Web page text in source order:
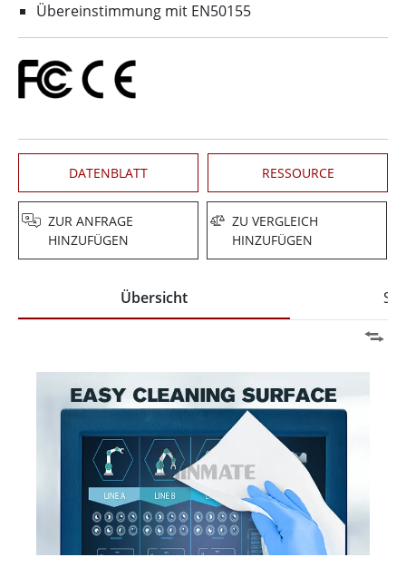
Übereinstimmung mit EN50155
DATENBLATT RESSOURCE
ZUR ANFRAGE
HINZUFÜGEN
ZU VERGLEICH
HINZUFÜGEN
Übersicht